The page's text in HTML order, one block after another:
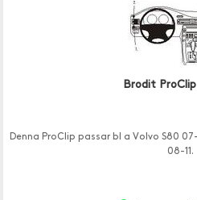
Brodit
Denna ProClip passar bl a Volvo S80
08-11.